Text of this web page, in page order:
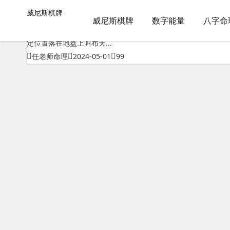
威尼斯棋牌
威尼斯棋牌 数字能量 八字命
威尼斯棋牌
包含"奇门遁甲排盘软件专家版"标签的文章
定位置落在地盘上叫布天...
任老师命理 2024-05-01 99